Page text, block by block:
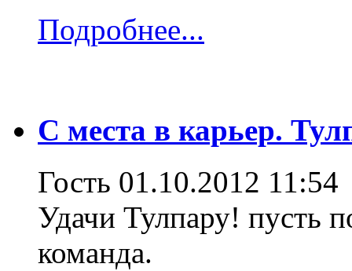
Подробнее...
С места в карьер.
Гость 01.10.2012 11:54
Удачи Тулпару! пусть
команда.